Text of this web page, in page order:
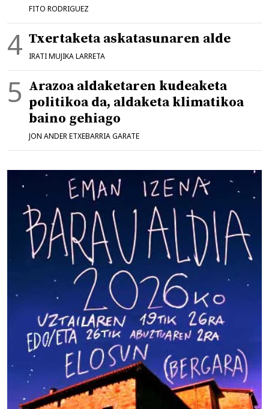
FITO RODRIGUEZ
Txertaketa askatasunaren alde
IRATI MUJIKA LARRETA
Arazoa aldaketaren kudeaketa
politikoa da, aldaketa klimatikoa
baino gehiago
JON ANDER ETXEBARRIA GARATE